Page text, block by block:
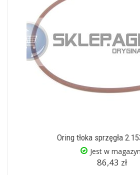
Oring tłoka sprzęgła
Jest w
86,43 zł